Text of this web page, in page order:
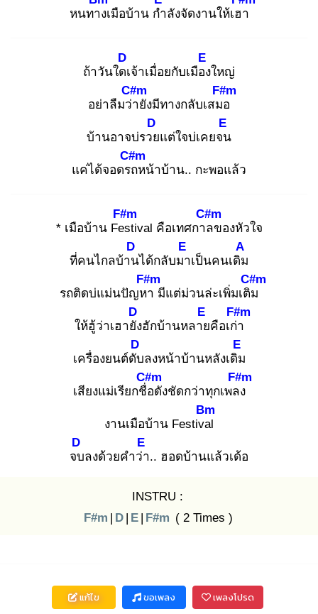
หนทางเมือบ้าน กำลังจัดงานให้เฮา
ถ้าวันใดเ
D
จ้าเมื่อยกับเมือง
E
ใหญ่
อย่าลืมว่า
C#m
ยังมีทางกลับเสมอ
F#m
บ้านอาจบ่รวย
D
แต่ใจบ่เคยจน
E
แค่ได้จอดรถ
C#m
หน้าบ้าน.. กะพอแล้ว
* เมือบ้าน Fes
F#m
tival คือเทศกาล
C#m
ของหัวใจ
ที่คนไกลบ้าน
D
ได้กลับมา
E
เป็นคนเดิม
A
รถติดบ่แม่นปัญหา
F#m
มีแต่ม่วนล่ะเพิ่มเติม
C#m
ให้ฮู้ว่าเฮายัง
D
ฮักบ้านหลาย
E
คือเก่า
F#m
เครื่องยนต์ดับ
D
ลงหน้าบ้านหลังเดิม
E
เสียงแม่เรียกชื่อ
C#m
ดังชัดกว่าทุกเพลง
F#m
งานเมือบ้าน Festival
Bm
จบ
D
ลงด้วยคำว่า
E
.. ฮอดบ้านแล้วเด้อ
INSTRU :
F#m | D | E | F#m ( 2 Times )
แก้ไข ขอเพลง เพลงโปรด